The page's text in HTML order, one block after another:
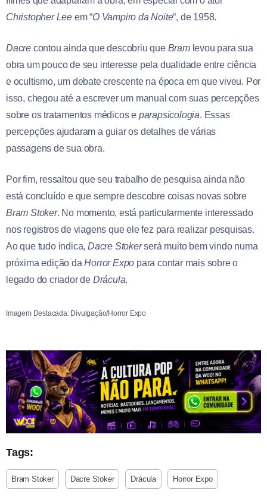
Christopher Lee em “O Vampiro da Noite“, de 1958.
Dacre contou ainda que descobriu que Bramlevou para sua
obra um pouco de seu interesse pela dualidade entre ciência
e ocultismo, um debate crescente na época em que viveu. Por
isso, chegou até a escrever um manual com suas percepções
sobre os tratamentos médicos e parapsicologia. Essas
percepções ajudaram a guiar os detalhes de várias
passagens de sua obra.
Por fim, ressaltou que seu trabalho de pesquisa ainda não
está concluído e que sempre descobre coisas novas sobre
Bram Stoker. No momento, está particularmente interessado
nos registros de viagens que ele fez para realizar pesquisas.
Ao que tudo indica,Dacre Stokerserá muito bem vindo numa
próxima edição daHorror Expo para contar mais sobre o
legado do criador de Drácula.
Imagem Destacada: Divulgação/Horror Expo
Tags:
Bram Stoker Dacre Stoker Drácula Horror Expo